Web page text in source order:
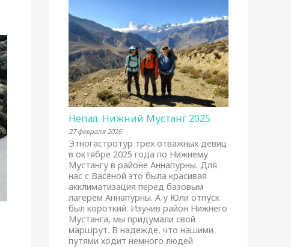
Непал. Нижний Мустанг 2025
27 февраля 2026
Этногастротур трех отважных девиц
в октябре 2025 года по Нижнему
Мустангу в районе Аннапурны. Для
нас с Васёной это была красивая
акклиматизация перед базовым
лагерем Аннапурны. А у Юли отпуск
был короткий. Изучив район Нижнего
Мустанга, мы придумали свой
маршрут. В надежде, что нашими
путями ходит немного людей